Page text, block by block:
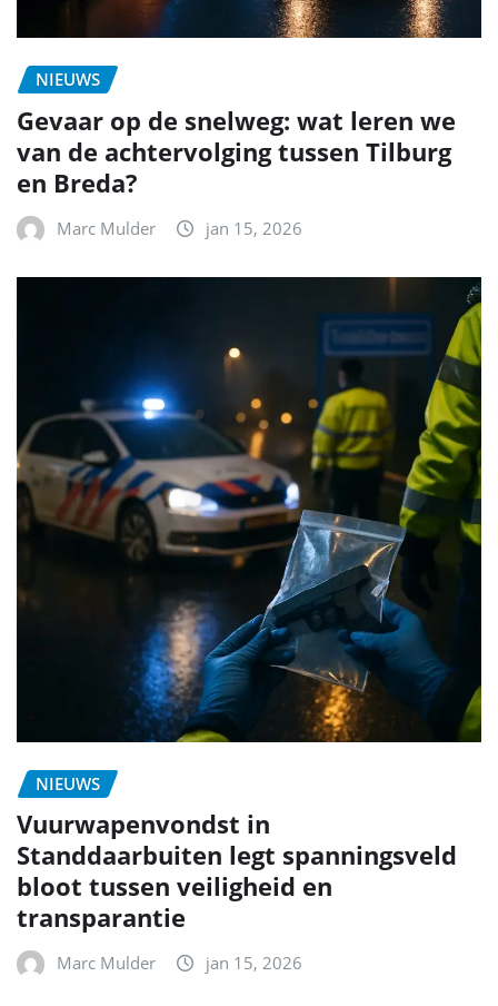
NIEUWS
Gevaar op de snelweg: wat leren we
van de achtervolging tussen Tilburg
en Breda?
Marc Mulder jan 15, 2026
NIEUWS
Vuurwapenvondst in
Standdaarbuiten legt spanningsveld
bloot tussen veiligheid en
transparantie
Marc Mulder jan 15, 2026